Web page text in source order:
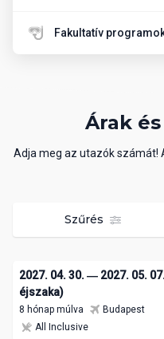
Fakultatív
Árak
Adja meg az utazók számát!
Szűrés
2027. 04. 30. ― 2027. 05.
éjszaka)
8 hónap múlva
Budapest
All Inclusive